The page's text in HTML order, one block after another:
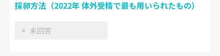
採卵方法（2022年 体外受精で最も用いられたもの）
未回答